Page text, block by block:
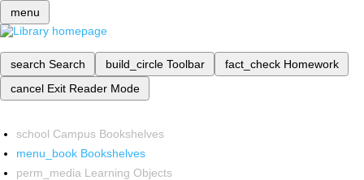
menu
search Search build_circle Toolbar fact_check Homework
cancel Exit Reader Mode
school Campus Bookshelves
menu_book Bookshelves
perm_media Learning Objects